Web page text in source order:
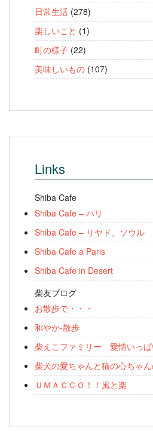
日常生活 (278)
楽しいこと (1)
町の様子 (22)
美味しいもの (107)
Links
Shiba Cafe
Shiba Cafe – パリ
Shiba Cafe – リヤド、ソウル
Shiba Cafe a Paris
Shiba Cafe in Desert
柴友ブログ
お散歩で・・・
和やか-散歩
柴えこファミリー 愛情いっ
柴犬の愛ちゃんと猫の心ちゃ
ＵＭＡＣＣＯ！！風と楽